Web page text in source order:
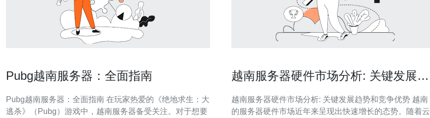
Pubg越南服务器：全面指南
Pubg越南服务器：全面指南 在玩家热爱的《绝地求生：大
逃杀》（Pubg）游戏中，越南服务器备受关注。对于想要
越南服务器硬件市场分析: 关键发展趋
越南服务器硬件市场分析: 关键发展趋势和竞争优势 越南
的服务器硬件市场近年来呈现出快速增长的态势。随着云